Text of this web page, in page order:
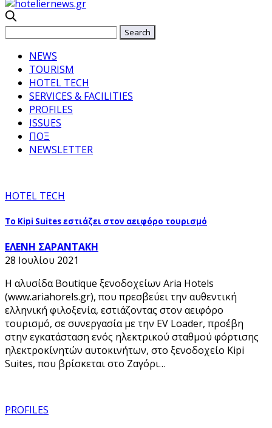
NEWS
TOURISM
HOTEL TECH
SERVICES & FACILITIES
PROFILES
ISSUES
ΠΟΞ
NEWSLETTER
HOTEL TECH
Το Kipi Suites εστιάζει στον αειφόρο τουρισμό
ΕΛΕΝΗ ΣΑΡΑΝΤΑΚΗ
28 Ιουλίου 2021
H αλυσίδα Boutique ξενοδοχείων Aria Hotels
(www.ariahorels.gr), που πρεσβεύει την αυθεντική
ελληνική φιλοξενία, εστιάζοντας στον αειφόρο
τουρισμό, σε συνεργασία με την EV Loader, προέβη
στην εγκατάσταση ενός ηλεκτρικού σταθμού φόρτισης
ηλεκτροκίνητών αυτοκινήτων, στο ξενοδοχείο Kipi
Suites, που βρίσκεται στο Ζαγόρι…
PROFILES